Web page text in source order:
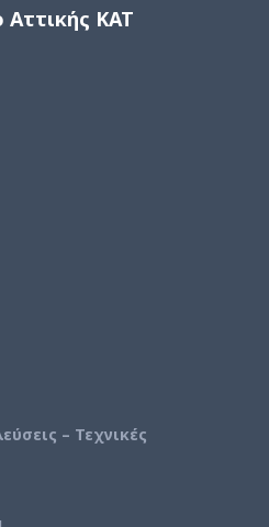
Αττικής ΚΑΤ
– Τεχνικές